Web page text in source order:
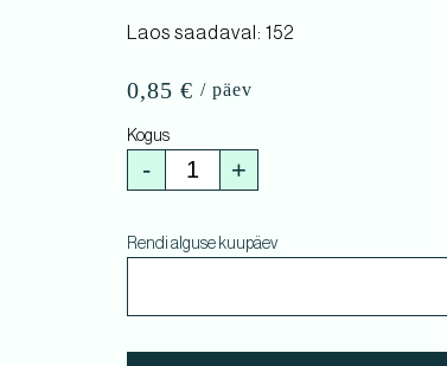
Laos saadaval: 152
0,85€
- +
Rendi alguse kuupäev